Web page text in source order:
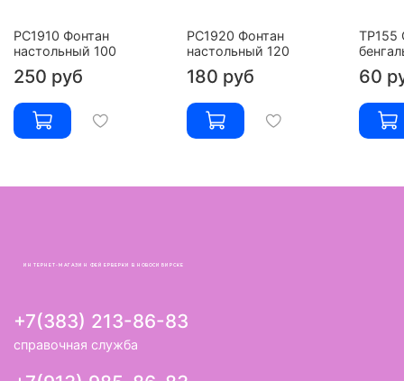
РС1910 Фонтан
настольный 100
250 руб
РС1920 Фонтан
настольный 120
180 руб
ТР155
60
ИНТЕРНЕТ-МАГАЗИН ФЕЙЕРВЕРКИ В НОВОСИБИРСКЕ
+7(383) 213-86-83
справочная служба